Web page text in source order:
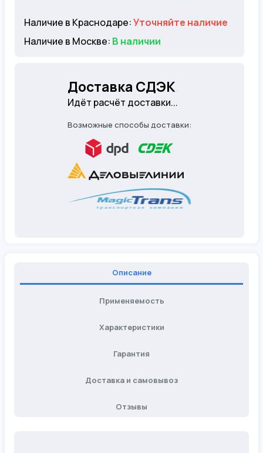
Наличие в Краснодаре:Уточняйте наличие
Наличие в Москве: В наличии
Доставка СДЭК
Идёт расчёт доставки...
Возможные способы доставки:
Описание
Применяемость
Характеристики
Гарантия
Доставка и самовывоз
Отзывы